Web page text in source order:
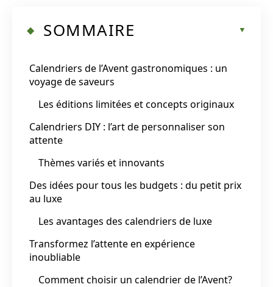
SOMMAIRE
Calendriers de l’Avent gastronomiques : un
voyage de saveurs
Les éditions limitées et concepts originaux
Calendriers DIY : l’art de personnaliser son
attente
Thèmes variés et innovants
Des idées pour tous les budgets : du petit prix
au luxe
Les avantages des calendriers de luxe
Transformez l’attente en expérience
inoubliable
Comment choisir un calendrier de l’Avent?